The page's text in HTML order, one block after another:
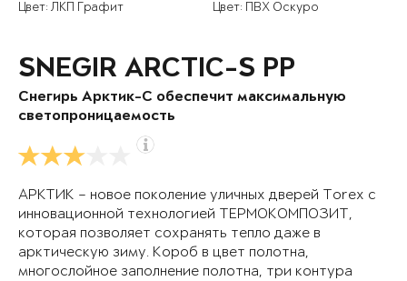
Цвет: ЛКП Графит Цвет: ПВХ Оскуро
SNEGIR ARCTIC-S PP
Снегирь Арктик-С обеспечит максимальную
светопроницаемость
АРКТИК – новое поколение уличных дверей Torex с
инновационной технологией ТЕРМОКОМПОЗИТ,
которая позволяет сохранять тепло даже в
арктическую зиму. Короб в цвет полотна,
многослойное заполнение полотна, три контура